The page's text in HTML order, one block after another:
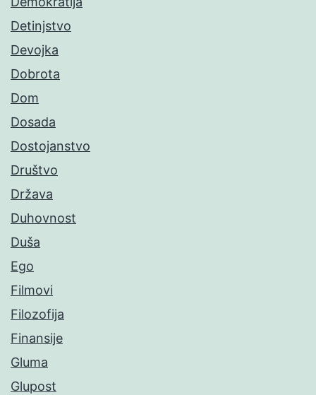
Detinjstvo
Devojka
Dobrota
Dom
Dosada
Dostojanstvo
Društvo
Država
Duhovnost
Duša
Ego
Filmovi
Filozofija
Finansije
Gluma
Glupost